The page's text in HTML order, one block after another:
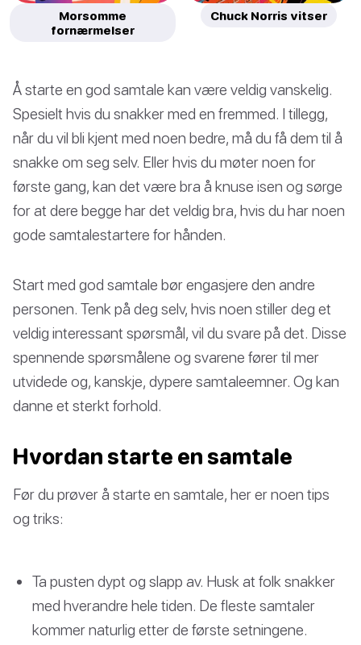
Morsomme
fornærmelser
Chuck Norris vitser
Å starte en god samtale kan være veldig vanskelig.
Spesielt hvis du snakker med en fremmed. I tillegg,
når du vil bli kjent med noen bedre, må du få dem til å
snakke om seg selv. Eller hvis du møter noen for
første gang, kan det være bra å knuse isen og sørge
for at dere begge har det veldig bra, hvis du har noen
gode samtalestartere for hånden.
Start med god samtale bør engasjere den andre
personen. Tenk på deg selv, hvis noen stiller deg et
veldig interessant spørsmål, vil du svare på det. Disse
spennende spørsmålene og svarene fører til mer
utvidede og, kanskje, dypere samtaleemner. Og kan
danne et sterkt forhold.
Hvordan starte en samtale
Før du prøver å starte en samtale, her er noen tips
og triks:
Ta pusten dypt og slapp av. Husk at folk snakker
med hverandre hele tiden. De fleste samtaler
kommer naturlig etter de første setningene.